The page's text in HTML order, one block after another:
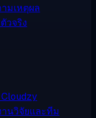
มเหตุผล
วจริง
นวิจัยและทีม